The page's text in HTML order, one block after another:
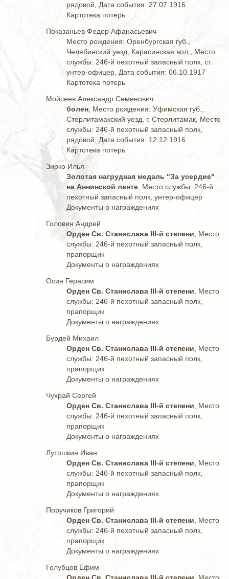
рядовой, Дата события: 27.07.1916
Картотека потерь
Показаньев Федор Афанасьевич
Место рождения: Оренбургская губ.,
Челябинский уезд, Карасинская вол., Место
службы: 246-й пехотный запасный полк, ст.
унтер-офицер, Дата события: 06.10.1917
Картотека потерь
Мойсеев Александр Семенович
болен , Место рождения: Уфимская губ.,
Стерлитамакский уезд, г. Стерлитамак, Место
службы: 246-й пехотный запасный полк,
рядовой, Дата события: 12.12.1916
Картотека потерь
Зирко Илья
Золотая нагрудная медаль "За усердие"
на Аннинской ленте , Место службы: 246-й
пехотный запасный полк, унтер-офицер
Документы о награждениях
Головин Андрей
Орден Св. Станислава III-й степени , Место
службы: 246-й пехотный запасный полк,
прапорщик
Документы о награждениях
Осин Герасим
Орден Св. Станислава III-й степени , Место
службы: 246-й пехотный запасный полк,
прапорщик
Документы о награждениях
Бурдей Михаил
Орден Св. Станислава III-й степени , Место
службы: 246-й пехотный запасный полк,
прапорщик
Документы о награждениях
Чухрай Сергей
Орден Св. Станислава III-й степени , Место
службы: 246-й пехотный запасный полк,
прапорщик
Документы о награждениях
Лутошкин Иван
Орден Св. Станислава III-й степени , Место
службы: 246-й пехотный запасный полк,
прапорщик
Документы о награждениях
Поручиков Григорий
Орден Св. Станислава III-й степени , Место
службы: 246-й пехотный запасный полк,
прапорщик
Документы о награждениях
Голубцов Ефим